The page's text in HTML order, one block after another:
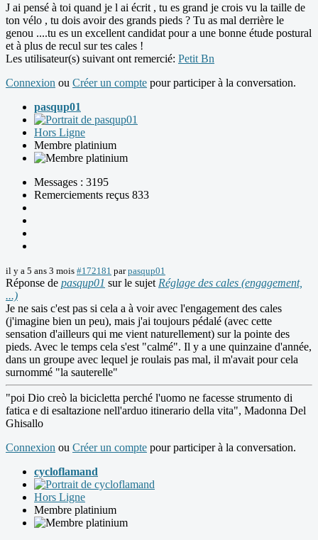
J ai pensé à toi quand je l ai écrit , tu es grand je crois vu la taille de
ton vélo , tu dois avoir des grands pieds ? Tu as mal derrière le
genou ....tu es un excellent candidat pour a une bonne étude postural
et à plus de recul sur tes cales !
Les utilisateur(s) suivant ont remercié: Petit Bn
Connexion ou Créer un compte pour participer à la conversation.
pasqup01
Hors Ligne
Membre platinium
Messages : 3195
Remerciements reçus 833
il y a 5 ans 3 mois #172181 parpasqup01
Réponse de pasqup01 sur le sujet Réglage des cales (engagement,
...)
Je ne sais c'est pas si cela a à voir avec l'engagement des cales
(j'imagine bien un peu), mais j'ai toujours pédalé (avec cette
sensation d'ailleurs qui me vient naturellement) sur la pointe des
pieds. Avec le temps cela s'est "calmé". Il y a une quinzaine d'année,
dans un groupe avec lequel je roulais pas mal, il m'avait pour cela
surnommé "la sauterelle"
"poi Dio creò la bicicletta perché l'uomo ne facesse strumento di
fatica e di esaltazione nell'arduo itinerario della vita", Madonna Del
Ghisallo
Connexion ou Créer un compte pour participer à la conversation.
cycloflamand
Hors Ligne
Membre platinium